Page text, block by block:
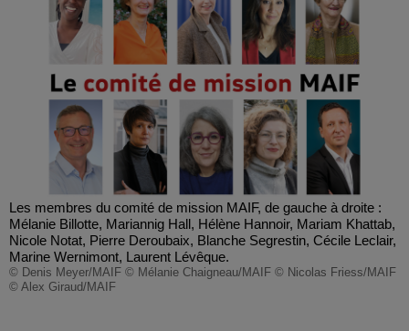
Les membres du comité de mission MAIF, de gauche à droite :
Mélanie Billotte, Mariannig Hall, Hélène Hannoir, Mariam Khattab,
Nicole Notat, Pierre Deroubaix, Blanche Segrestin, Cécile Leclair,
Marine Wernimont, Laurent Lévêque.
© Denis Meyer/MAIF © Mélanie Chaigneau/MAIF © Nicolas Friess/MAIF
© Alex Giraud/MAIF